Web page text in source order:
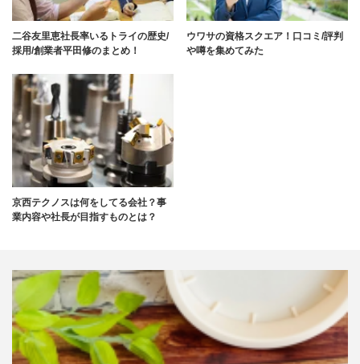
二谷友里恵社長率いるトライの歴史/
採用/創業者平田修のまとめ！
ウワサの資格スクエア！口コミ/評判
や噂を集めてみた
京西テクノスは何をしてる会社？事
業内容や社長が目指すものとは？